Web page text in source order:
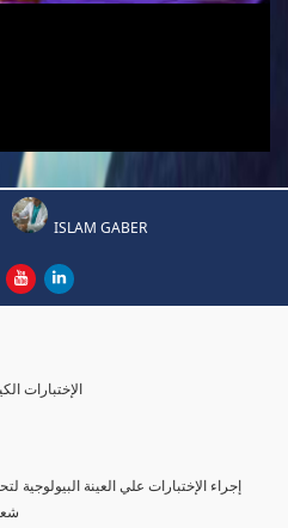
ISLAM GABER
الإختبارات